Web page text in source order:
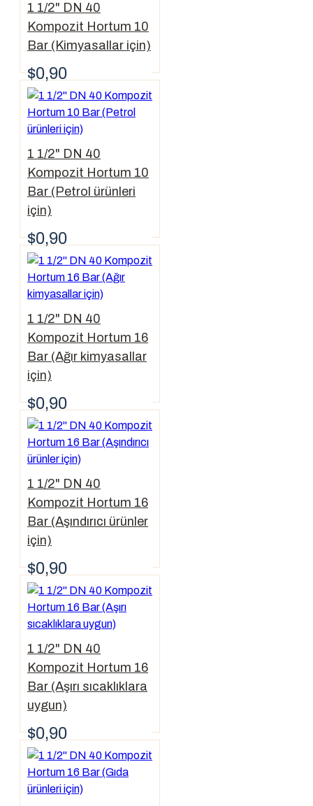
1 1/2" DN 40
Kompozit Hortum 10
Bar (Kimyasallar için)
$0,90
1 1/2" DN 40
Kompozit Hortum 10
Bar (Petrol ürünleri
için)
$0,90
1 1/2" DN 40
Kompozit Hortum 16
Bar (Ağır kimyasallar
için)
$0,90
1 1/2" DN 40
Kompozit Hortum 16
Bar (Aşındırıcı ürünler
için)
$0,90
1 1/2" DN 40
Kompozit Hortum 16
Bar (Aşırı sıcaklıklara
uygun)
$0,90